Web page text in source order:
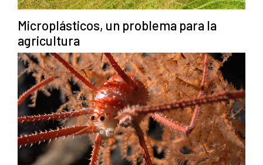
Microplásticos, un problema para la
agricultura